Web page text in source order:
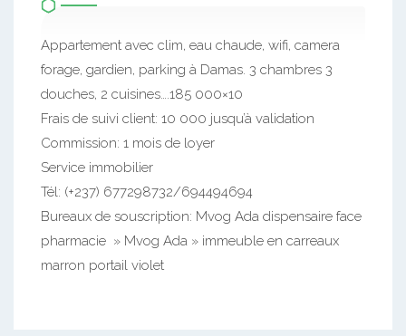
Appartement avec clim, eau chaude, wifi, camera
forage, gardien, parking à Damas. 3 chambres 3
douches, 2 cuisines….185 000×10
Frais de suivi client: 10 000 jusqu’à validation
Commission: 1 mois de loyer
Service immobilier
Tél: (+237) 677298732/694494694
Bureaux de souscription: Mvog Ada dispensaire face
pharmacie » Mvog Ada » immeuble en carreaux
marron portail violet